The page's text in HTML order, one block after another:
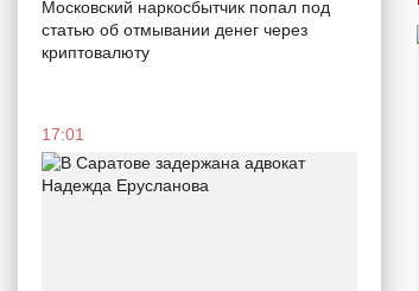
Московский наркосбытчик попал под
статью об отмывании денег через
криптовалюту
17:01